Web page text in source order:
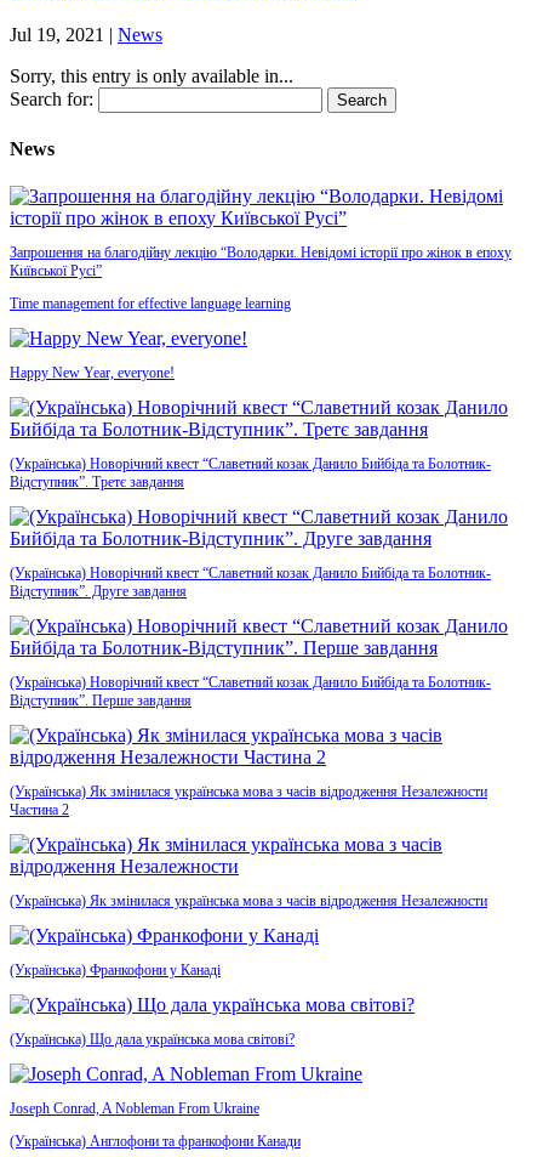
Jul 19, 2021 | News
Sorry, this entry is only available in...
Search for:
News
Запрошення на благодійну лекцію “Володарки. Невідомі історії про жінок в епоху
Київської Русі”
Time management for effective language learning
Happy New Year, everyone!
(Українська) Новорічний квест “Славетний козак Данило Бийбіда та Болотник-
Відступник”. Третє завдання
(Українська) Новорічний квест “Славетний козак Данило Бийбіда та Болотник-
Відступник”. Друге завдання
(Українська) Новорічний квест “Славетний козак Данило Бийбіда та Болотник-
Відступник”. Перше завдання
(Українська) Як змінилася українська мова з часів відродження Незалежности
Частина 2
(Українська) Як змінилася українська мова з часів відродження Незалежности
(Українська) Франкофони у Канаді
(Українська) Що дала українська мова світові?
Joseph Conrad, A Nobleman From Ukraine
(Українська) Англофони та франкофони Канади